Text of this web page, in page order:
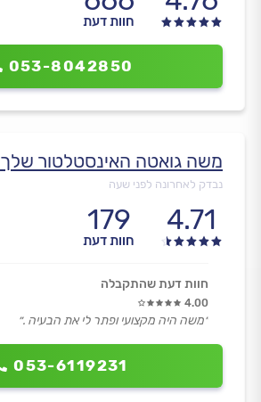
חוות דעת
053-8042850
משה גואטה האינסטלטור שלך
נבדק לאחרונה לפני שעה
4.71
179
חוות דעת
053-6119231
חוות דעת שהתקבלה
4.00
״משה היה מקצועי ופתר לי את הבעיה .״